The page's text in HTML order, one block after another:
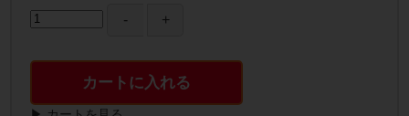
カートに入れる